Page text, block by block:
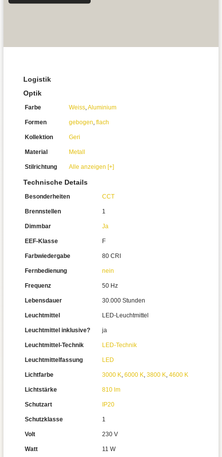
Logistik
Optik
Farbe Weiss,Aluminium
Formen gebogen, flach
Kollektion Geri
Material Metall
Stilrichtung Alle anzeigen [+]
Technische Details
Besonderheiten CCT
Brennstellen 1
Dimmbar Ja
EEF-Klasse F
Farbwiedergabe 80 CRI
Fernbedienung nein
Frequenz 50 Hz
Lebensdauer 30.000 Stunden
Leuchtmittel LED-Leuchtmittel
Leuchtmittel inklusive? ja
Leuchtmittel-Technik LED-Technik
Leuchtmittelfassung LED
Lichtfarbe 3000 K, 6000 K, 3800 K, 4600 K
Lichtstärke 810 lm
Schutzart IP20
Schutzklasse 1
Volt 230 V
Watt 11 W